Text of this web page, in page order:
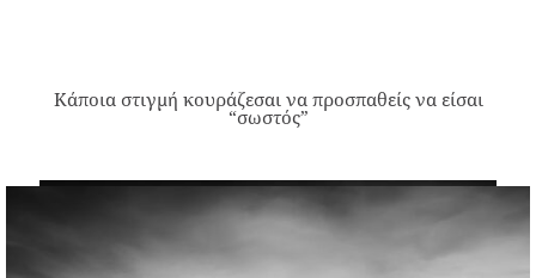
Κάποια στιγμή κουράζεσαι να προσπαθείς να είσαι
“σωστός”